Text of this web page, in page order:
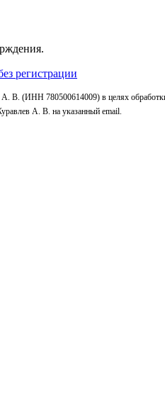
регистрации
В. (ИНН 780500614009) в целях обработки
А. В. на указанный email.